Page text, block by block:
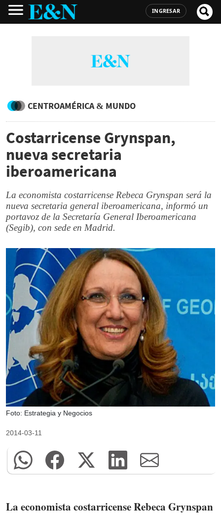
INGRESAR
CENTROAMÉRICA & MUNDO
Costarricense Grynspan,
nueva secretaria
iberoamericana
La economista costarricense Rebeca Grynspan será la
nueva secretaria general iberoamericana, informó un
portavoz de la Secretaría General Iberoamericana
(Segib), con sede en Madrid.
Foto: Estrategia y Negocios
2014-03-11
La economista costarricense Rebeca Grynspan